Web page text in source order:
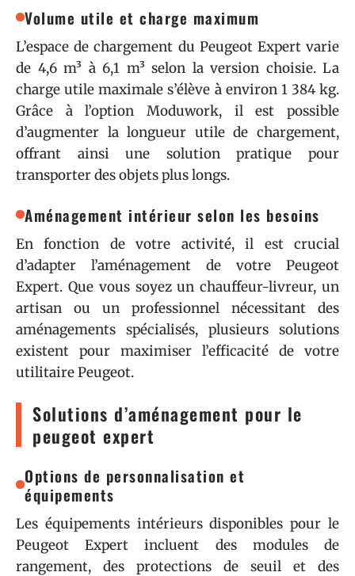
Volume utile et charge maximum
L’espace de chargement du Peugeot Expert varie
de 4,6 m³ à 6,1 m³ selon la version choisie. La
charge utile maximale s’élève à environ 1 384 kg.
Grâce à l’option Moduwork, il est possible
d’augmenter la longueur utile de chargement,
offrant ainsi une solution pratique pour
transporter des objets plus longs.
Aménagement intérieur selon les besoins
En fonction de votre activité, il est crucial
d’adapter l’aménagement de votre Peugeot
Expert. Que vous soyez un chauffeur-livreur, un
artisan ou un professionnel nécessitant des
aménagements spécialisés, plusieurs solutions
existent pour maximiser l’efficacité de votre
utilitaire Peugeot.
Solutions d’aménagement pour le
peugeot expert
Options de personnalisation et
équipements
Les équipements intérieurs disponibles pour le
Peugeot Expert incluent des modules de
rangement, des protections de seuil et des